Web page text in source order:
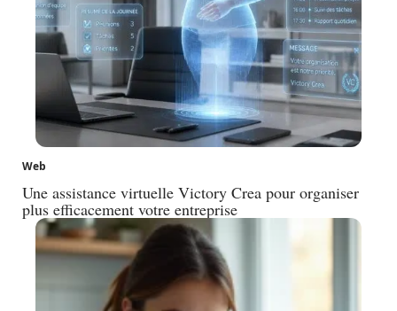
Web
Une assistance virtuelle Victory Crea pour organiser
plus efficacement votre entreprise